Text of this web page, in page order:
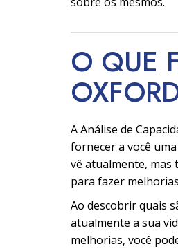
O QUE
A Análise de
fornecer a você
vê atualmente, mas
para fazer
Ao descobrir quais
atualmente a sua
melhorias, você